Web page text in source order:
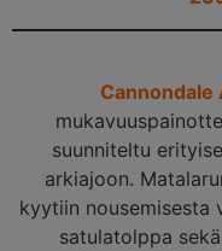
Cannondale
suunniteltu
arkiajoon.
kyytiin nousemisesta
satulatolppa